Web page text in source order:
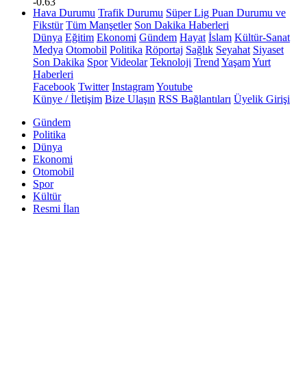
Hava Durumu Trafik Durumu Süper Lig Puan Durumu ve
Fikstür Tüm Manşetler Son Dakika Haberleri
Dünya Eğitim Ekonomi Gündem Hayat İslam Kültür-Sanat
Medya Otomobil Politika Röportaj Sağlık Seyahat Siyaset
Son Dakika Spor Videolar Teknoloji Trend YaşamYurt
Haberleri
Facebook Twitter InstagramYoutube
Künye / İletişim Bize Ulaşın RSS Bağlantıları Üyelik Girişi
Gündem
Politika
Dünya
Ekonomi
Otomobil
Spor
Kültür
Resmi İlan